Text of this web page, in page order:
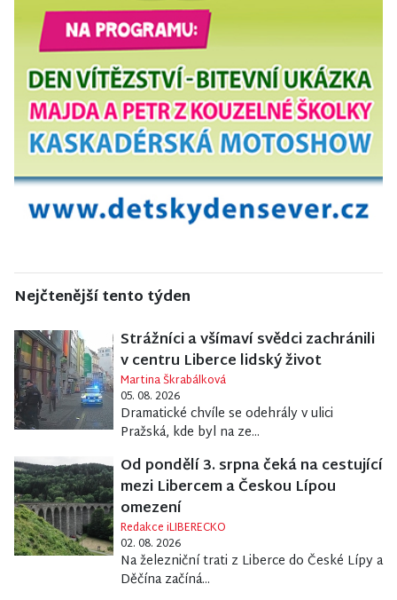
Nejčtenější tento týden
Strážníci a všímaví svědci zachránili
v centru Liberce lidský život
Martina Škrabálková
05. 08. 2026
Dramatické chvíle se odehrály v ulici
Pražská, kde byl na ze...
Od pondělí 3. srpna čeká na cestující
mezi Libercem a Českou Lípou
omezení
Redakce iLIBERECKO
02. 08. 2026
Na železniční trati z Liberce do České Lípy a
Děčína začíná...